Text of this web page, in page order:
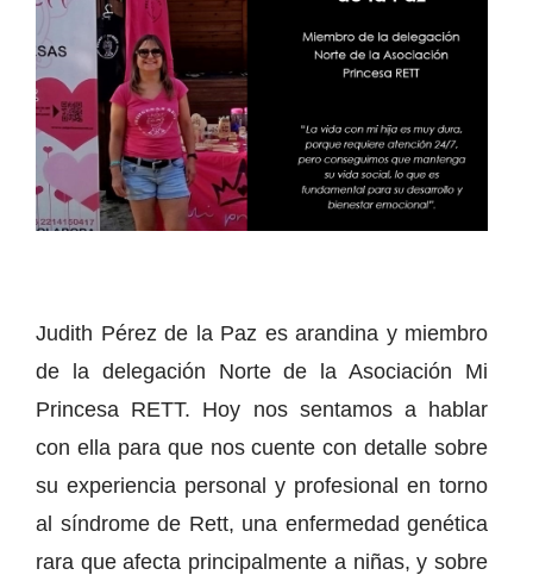
Judith Pérez de la Paz es arandina y miembro
de la delegación Norte de la Asociación Mi
Princesa RETT. Hoy nos sentamos a hablar
con ella para que nos cuente con detalle sobre
su experiencia personal y profesional en torno
al síndrome de Rett, una enfermedad genética
rara que afecta principalmente a niñas, y sobre